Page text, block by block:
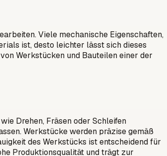
Viele mechanische Eigenschaften,
ist, desto leichter lässt sich dieses
Werkstücken und Bauteilen einer der
Drehen, Fräsen oder Schleifen
Werkstücke werden präzise gemäß
des Werkstücks ist entscheidend für
Produktionsqualität und trägt zur